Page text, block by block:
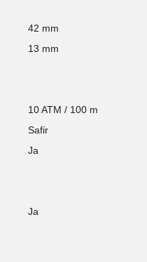
42 mm
13 mm
10 ATM / 100 m
Safir
Ja
Ja